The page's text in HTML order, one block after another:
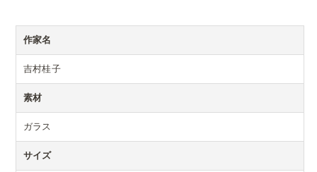
作家名
吉村桂子
素材
ガラス
サイズ